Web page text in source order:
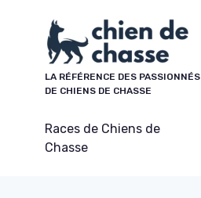
LA RÉFÉRENCE DES PASSIONNÉS
DE CHIENS DE CHASSE
Races de Chiens de
Chasse